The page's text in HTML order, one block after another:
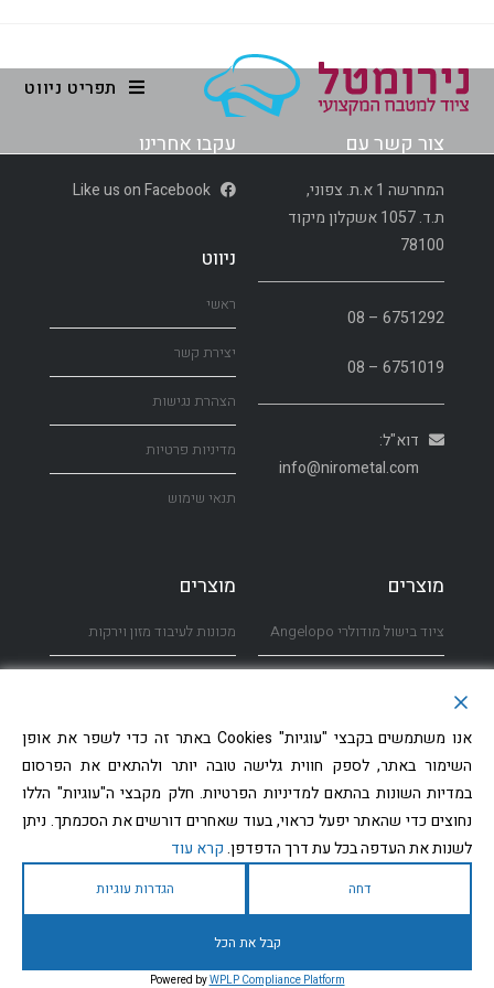
תפריט ניווט
צור קשר עם
המחרשה 1 א.ת. צפוני,
ת.ד. 1057 אשקלון מיקוד
78100
6751292 – 08
6751019 – 08
דוא"ל:
info@nirometal.com
עקבו אחרינו
Like us on Facebook
ניווט
ראשי
יצירת קשר
הצהרת נגישות
מדיניות פרטיות
תנאי שימוש
מוצרים
ציוד בישול מודולרי Angelopo
מכונות קוביות קרח Icematic
מדיחי כלים Kromo
מוצרים
מכונות לעיבוד מזון וירקות
דלפקי הגשה ושירות עצמי
פגודות
דרופ אין מחומם/מקורר
© כל הזכויות שמורות ל- נירומטל | נבנה על ידי RAVENMEDIA בנייה, עיצוב וקידום
אנו משתמשים בקבצי "עוגיות" Cookies באתר זה כדי לשפר את אופן
השימור באתר, לספק חווית גלישה טובה יותר ולהתאים את הפרסום
במדיות השונות בהתאם למדיניות הפרטיות. חלק מקבצי ה"עוגיות" הללו
נחוצים כדי שהאתר יפעל כראוי, בעוד שאחרים דורשים את הסכמתך. ניתן
לשנות את העדפה בכל עת דרך הדפדפן.קרא עוד
דחה הגדרות עוגיות
קבל את הכל
Powered byWPLP Compliance Platform